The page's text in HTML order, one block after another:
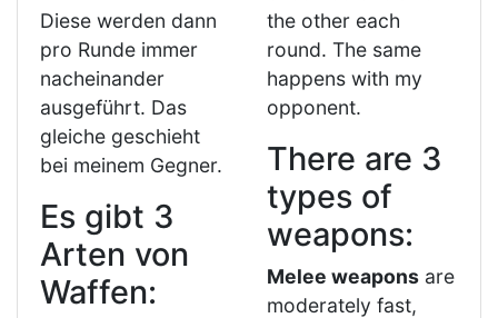
Diese werden dann
pro Runde immer
nacheinander
ausgeführt. Das
gleiche geschieht
bei meinem Gegner.
Es gibt 3
Arten von
Waffen:
the other each
round. The same
happens with my
opponent.
There are 3
types of
weapons:
Melee weapons are
moderately fast,